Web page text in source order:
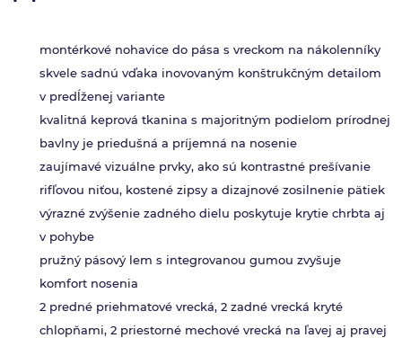
montérkové nohavice do pása s vreckom na nákolenníky
skvele sadnú vďaka inovovaným konštrukčným detailom
v predĺženej variante
kvalitná keprová tkanina s majoritným podielom prírodnej
bavlny je priedušná a príjemná na nosenie
zaujímavé vizuálne prvky, ako sú kontrastné prešívanie
rifľovou niťou, kostené zipsy a dizajnové zosilnenie pätiek
výrazné zvýšenie zadného dielu poskytuje krytie chrbta aj
v pohybe
pružný pásový lem s integrovanou gumou zvyšuje
komfort nosenia
2 predné priehmatové vrecká, 2 zadné vrecká kryté
chlopňami, 2 priestorné mechové vrecká na ľavej aj pravej